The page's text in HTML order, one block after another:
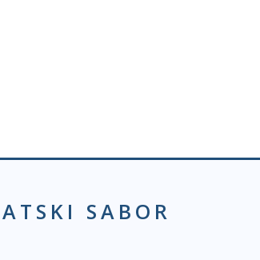
SABOR